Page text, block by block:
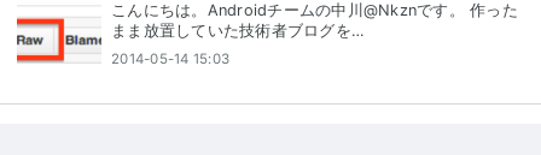
こんにちは。Androidチームの中川@Nkznです。 作った
まま放置していた技術者ブログを…
2014-05-14 15:03